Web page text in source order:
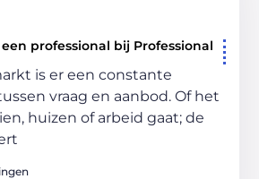
professional bij Professional
is er een constante
vraag en aanbod. Of het
huizen of arbeid gaat; de